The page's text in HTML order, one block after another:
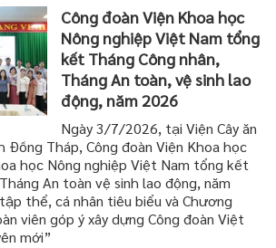
Công đoàn Viện Khoa học
Nông nghiệp Việt Nam tổng
kết Tháng Công nhân,
Tháng An toàn, vệ sinh lao
động, năm 2026
Ngày 3/7/2026, tại Viện Cây ăn
Đồng Tháp, Công đoàn Viện Khoa học
học Nông nghiệp Việt Nam tổng kết
An toàn vệ sinh lao động, năm
thể, cá nhân tiêu biểu và Chương
viên góp ý xây dựng Công đoàn Việt
mới”